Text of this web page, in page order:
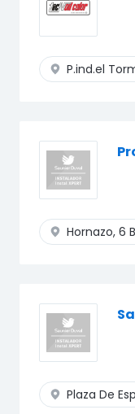
P.ind.el
Hornazo, 6
Plaza De